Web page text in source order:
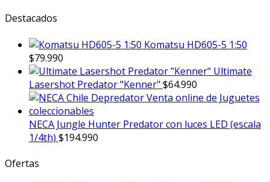
Destacados
Komatsu HD605-5 1:50
$79.990
Ultimate
Lasershot Predator "Kenner" $64.990
NECA Jungle Hunter Predator con luces LED (escala
1/4th) $194.990
Ofertas